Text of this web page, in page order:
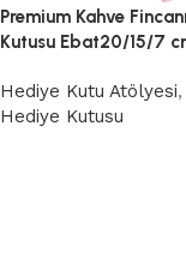
Premium Kahve
Kutusu Ebat20/15/7
Hediye Kutu Atölyesi,
Hediye Kutusu